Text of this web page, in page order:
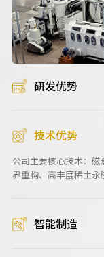
研发优势
技术优势
公司主要核心技术：
界重构、高丰度稀土永
智能制造